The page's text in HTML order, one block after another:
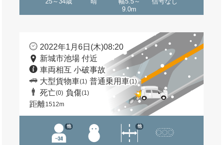
9.0m
2022年1月6日(木)08:20
新城市池場 付近
車両相互 小破事故
大型貨物車(1) 普通乗用車(1)
死亡(0) 負傷(1)
距離1512m
他 他